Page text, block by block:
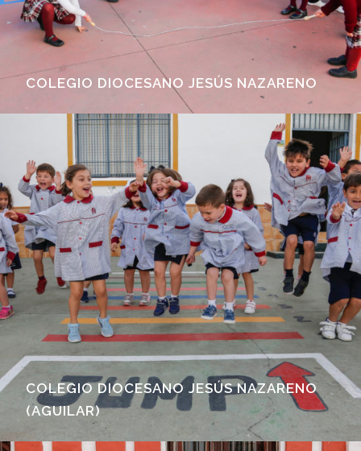
COLEGIO DIOCESANO JESÚS NAZARENO
COLEGIO DIOCESANO JESÚS NAZARENO
(AGUILAR)